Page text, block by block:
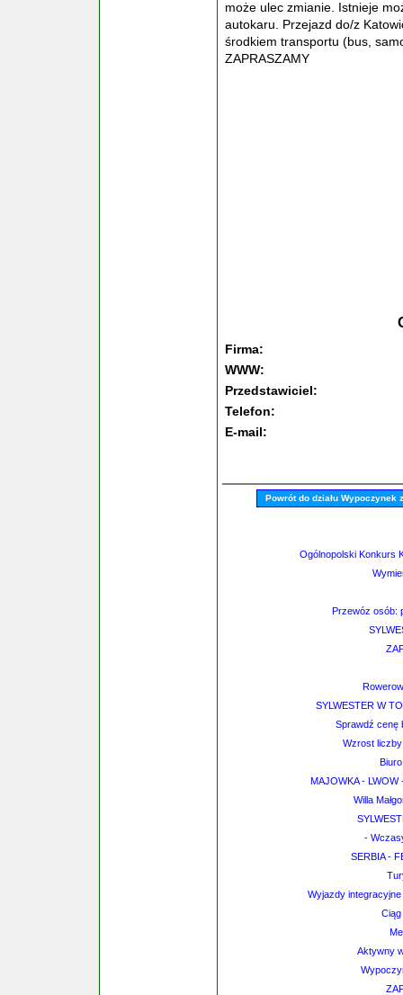
może ulec zmianie. Istnieje
autokaru. Przejazd do/z
środkiem transportu (bus,
ZAPRASZAMY
Firma:
WWW:
Przedstawiciel:
Telefon:
E-mail:
Powrót do działu Wypoczynek
Ogólnopolski Konkurs
Przewóz osób:
SYLWESTER W
Sprawdź cenę
Wzrost
MAJOWKA - LWOW
Willa
-
SERBIA -
Wyjazdy
Aktywny